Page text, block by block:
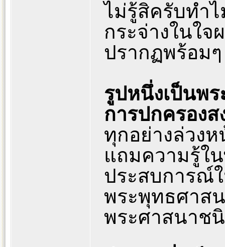
ไม่รู้สิครับทำ
กระจ่างในใจ
ปรากฏพร้อม
รูปหนึ่งเป็นพ
การปกครอง
ทุกอย่างล่วง
แถมความรู้ใ
ประสบการณ์
พระพุทธศาส
พระศาสนาช